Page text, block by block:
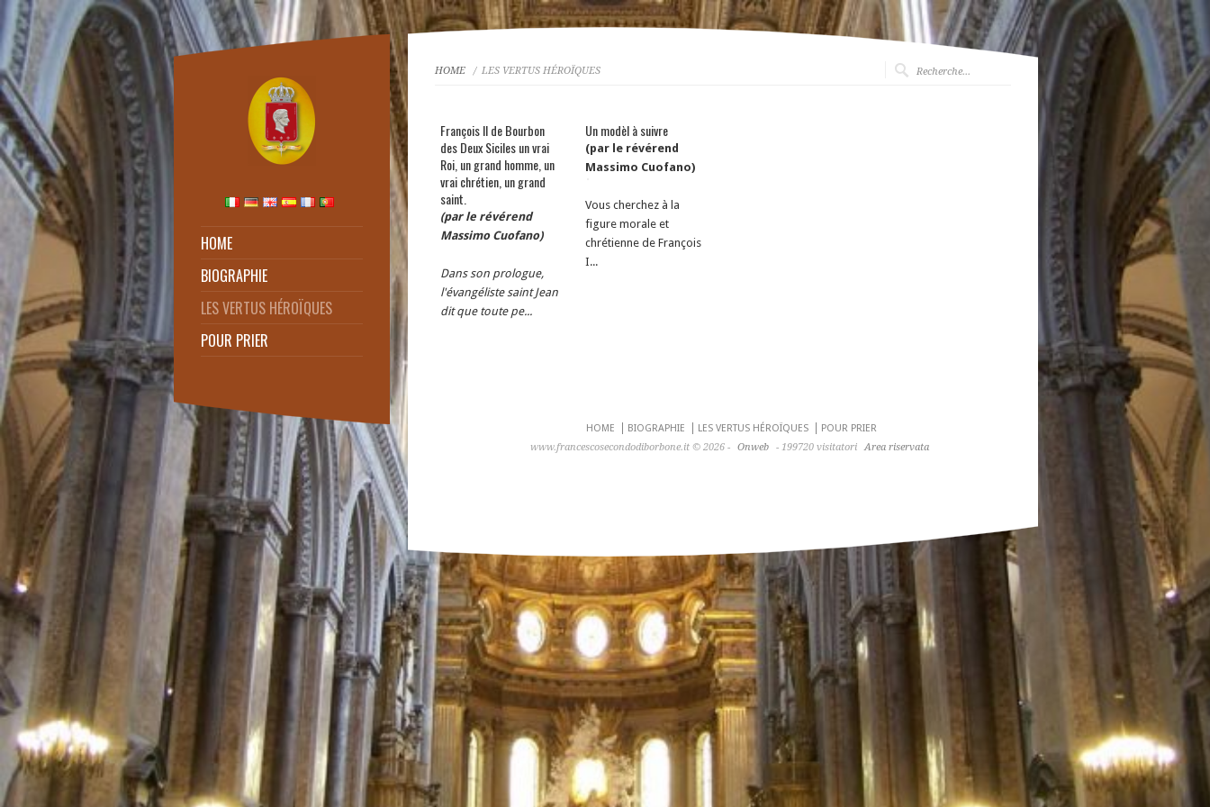
HOME
BIOGRAPHIE
LES VERTUS HÉROÏQUES
POUR PRIER
HOME / LES VERTUS HÉROÏQUES
François II de Bourbon
des Deux Siciles un vrai
Roi, un grand homme, un
vrai chrétien, un grand
saint.
(par le révérend
Massimo Cuofano)
Dans son prologue,
l'évangéliste saint Jean
dit que toute pe...
Un modèl à suivre
(par le révérend
Massimo Cuofano)
Vous cherchez à la
figure morale et
chrétienne de François
I...
HOME BIOGRAPHIE LES VERTUS HÉROÏQUES
POUR PRIER
www.francescosecondodiborbone.it © 2026 -
Onweb - 199720 visitatori Area riservata